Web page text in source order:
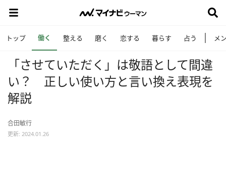
トップ 働く 整える 磨く 恋する 暮らす 占う メ
「させていただく」は敬語として間違
い？ 正しい使い方と言い換え表現を
解説
合田敏行
更新: 2024.01.26